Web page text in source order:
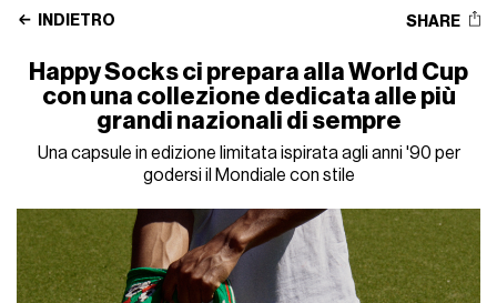
INDIETRO SHARE
Happy Socks ci prepara alla World Cup
con una collezione dedicata alle più
grandi nazionali di sempre
Una capsule in edizione limitata ispirata agli anni '90 per
godersi il Mondiale con stile